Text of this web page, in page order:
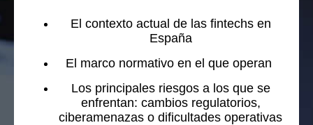
El contexto actual de las fintechs en
España
El marco normativo en el que operan
Los principales riesgos a los que se
enfrentan: cambios regulatorios,
ciberamenazas o dificultades operativas